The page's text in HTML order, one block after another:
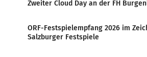
Zweiter Cloud Day an der FH
ORF-Festspielempfang 2026 im
Salzburger Festspiele